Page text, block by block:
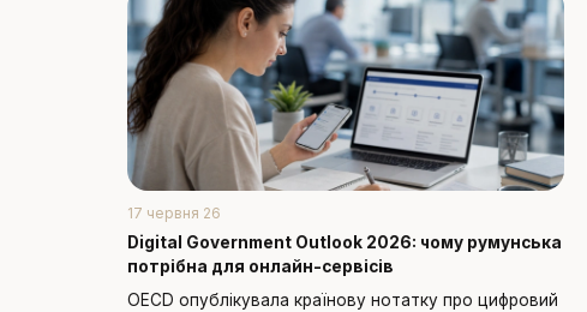
17 червня 26
Digital Government Outlook 2026: чому румунська
потрібна для онлайн-сервісів
OECD опублікувала країнову нотатку про цифровий